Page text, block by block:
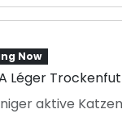
Now
Léger
aktive